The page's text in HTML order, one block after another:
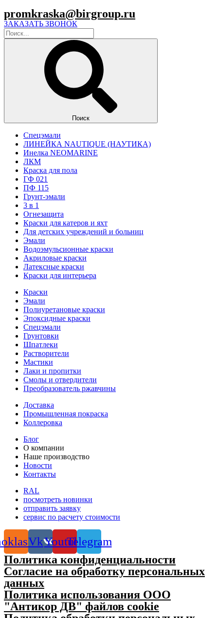
promkraska@birgroup.ru
ЗАКАЗАТЬ ЗВОНОК
Поиск
Спецэмали
ЛИНЕЙКА NAUTIQUE (НАУТИКА)
Инелка NEOMARINE
ЛКМ
Краска для пола
ГФ 021
ПФ 115
Грунт-эмали
3 в 1
Огнезащита
Краски для катеров и яхт
Для детских учреждений и больниц
Эмали
Водоэмульсионные краски
Акриловые краски
Латексные краски
Краски для интерьера
Краски
Эмали
Полиуретановые краски
Эпоксидные краски
Спецэмали
Грунтовки
Шпатлеки
Растворители
Мастики
Лаки и пропитки
Смолы и отвердители
Преобразователь ржавчины
Доставка
Промышленная покраска
Коллеровка
Блог
О компании
Наше производство
Новости
Контакты
RAL
посмотреть новинки
отправить заявку
сервис по расчету стоимости
VkYoutubeTelegram
Политика конфиденциальности
Согласие на обработку персональных
данных
Политика использования ООО
"Антикор ДВ" файлов cookie